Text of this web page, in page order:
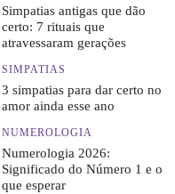
Simpatias antigas que dão
certo: 7 rituais que
atravessaram gerações
SIMPATIAS
3 simpatias para dar certo no
amor ainda esse ano
NUMEROLOGIA
Numerologia 2026:
Significado do Número 1 e o
que esperar